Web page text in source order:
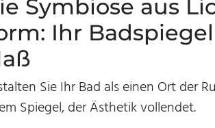
Symbiose aus
Ihr
Sie Ihr Bad als einen Ort der
Spiegel, der Ästhetik vollendet.